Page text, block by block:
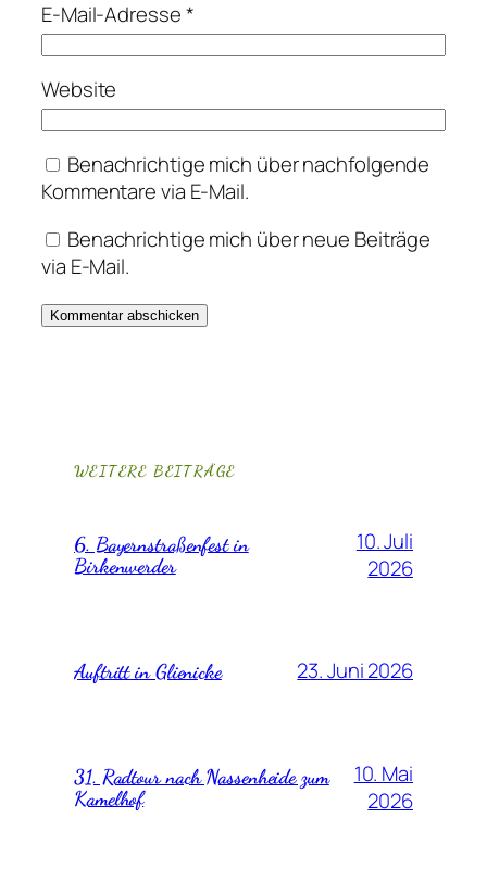
E-Mail-Adresse*
Website
Benachrichtige mich über nachfolgende
Kommentare via E-Mail.
Benachrichtige mich über neue Beiträge
via E-Mail.
WEITERE BEITRÄGE
6. Bayernstraßenfest in
Birkenwerder
10. Juli
2026
Auftritt in Glienicke 23. Juni 2026
31. Radtour nach Nassenheide zum
Kamelhof
10. Mai
2026